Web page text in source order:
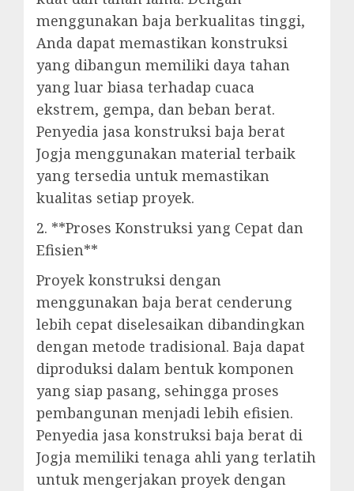
menggunakan baja berkualitas tinggi,
Anda dapat memastikan konstruksi
yang dibangun memiliki daya tahan
yang luar biasa terhadap cuaca
ekstrem, gempa, dan beban berat.
Penyedia jasa konstruksi baja berat
Jogja menggunakan material terbaik
yang tersedia untuk memastikan
kualitas setiap proyek.
2. **Proses Konstruksi yang Cepat dan
Efisien**
Proyek konstruksi dengan
menggunakan baja berat cenderung
lebih cepat diselesaikan dibandingkan
dengan metode tradisional. Baja dapat
diproduksi dalam bentuk komponen
yang siap pasang, sehingga proses
pembangunan menjadi lebih efisien.
Penyedia jasa konstruksi baja berat di
Jogja memiliki tenaga ahli yang terlatih
untuk mengerjakan proyek dengan